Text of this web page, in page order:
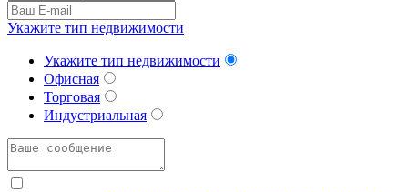
Укажите тип недвижимости
Укажите тип недвижимости
Офисная
Торговая
Индустриальная